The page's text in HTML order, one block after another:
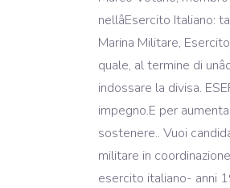
nellâEsercito
Marina Militare,
quale, al termine di
indossare la divisa.
impegno.E per
sostenere.. Vuoi
militare in
esercito italiano- anni